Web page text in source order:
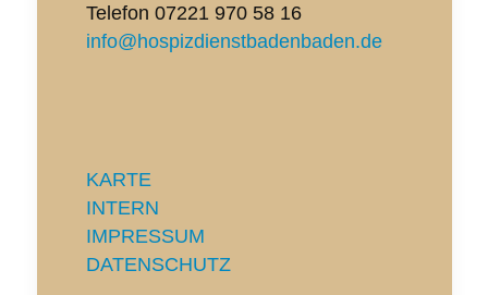
Telefon 07221 970 58 16
info@hospizdienstbadenbaden.de
KARTE
INTERN
IMPRESSUM
DATENSCHUTZ